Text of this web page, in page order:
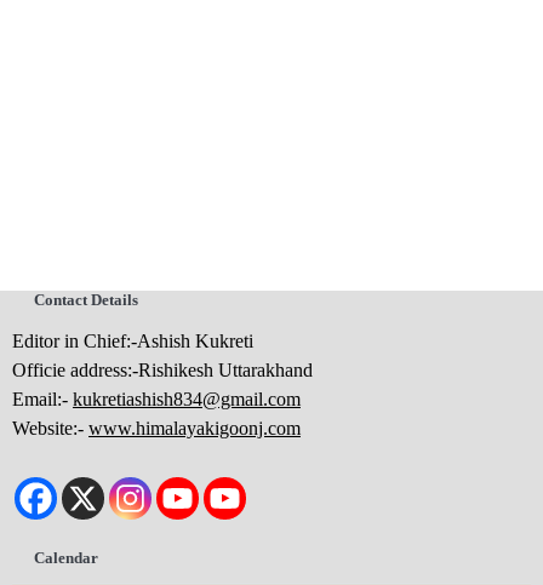
Contact Details
Editor in Chief:-Ashish Kukreti
Officie address:-Rishikesh Uttarakhand
Email:- kukretiashish834@gmail.com
Website:- www.himalayakigoonj.com
Calendar